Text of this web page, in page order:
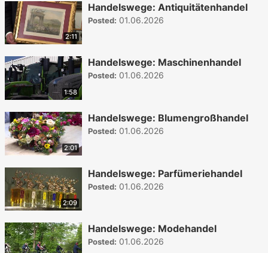
2:11
Handelswege: Antiquitätenhandel
Posted: 01.06.2026
1:58
Handelswege: Maschinenhandel
Posted: 01.06.2026
2:01
Handelswege: Blumengroßhandel
Posted: 01.06.2026
2:09
Handelswege: Parfümeriehandel
Posted: 01.06.2026
Handelswege: Modehandel
Posted: 01.06.2026